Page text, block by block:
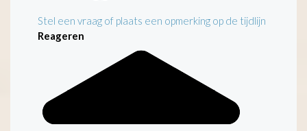
Stel een vraag of plaats een opmerking op de tijdlijn
Reageren